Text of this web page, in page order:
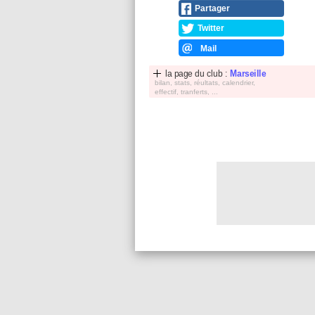
Partager
Twitter
Mail
la page du club : Marseille
bilan, stats, réultats, calendrier,
effectif, tranferts, ...